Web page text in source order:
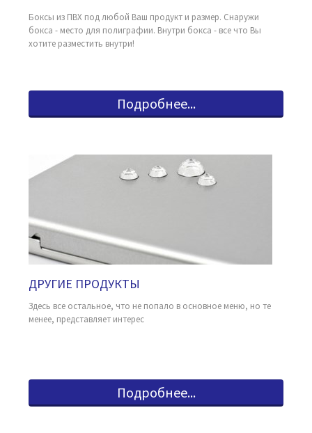
Боксы из ПВХ под любой Ваш продукт и размер. Снаружи
бокса - место для полиграфии. Внутри бокса - все что Вы
хотите разместить внутри!
Подробнее...
ДРУГИЕ ПРОДУКТЫ
Здесь все остальное, что не попало в основное меню, но те
менее, представляет интерес
Подробнее...